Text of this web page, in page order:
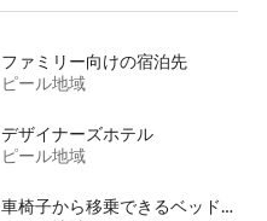
ファミリー向けの宿泊先
ピール地域
デザイナーズホテル
ピール地域
車椅子から移乗できるベッドがある宿泊施設